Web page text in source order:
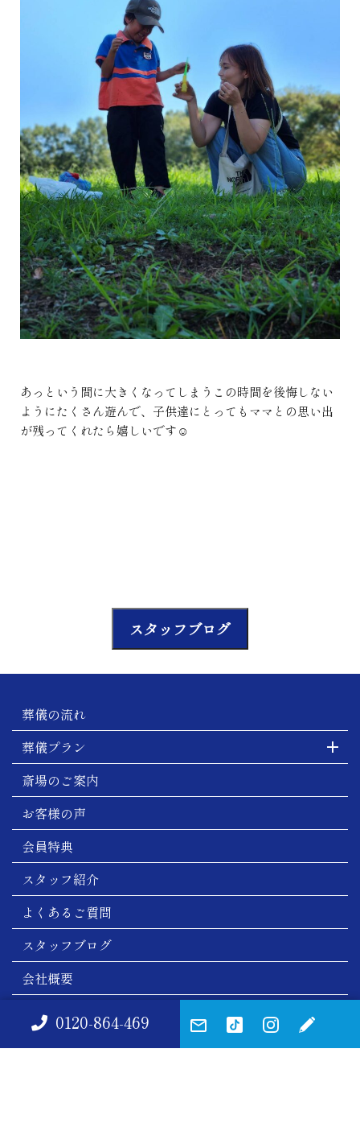
あっという間に大きくなってしまうこの時間を後悔しない
ようにたくさん遊んで、子供達にとってもママとの思い出
が残ってくれたら嬉しいです☺
スタッフブログ
0120-864-469
葬儀の流れ
葬儀プラン
斎場のご案内
お客様の声
会員特典
スタッフ紹介
よくあるご質問
スタッフブログ
会社概要
お問い合わせ
サイトマップ